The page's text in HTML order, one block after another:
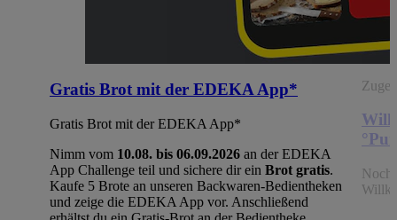
Gratis Brot mit der EDEKA App*
Gratis Brot mit der EDEKA App*
Nimm vom 10.08. bis 06.09.2026 an der EDEKA
App Challenge teil und sichere dir ein Brot gratis.
Kaufe 5 Brote an unseren Backwaren-Bedientheken
und zeige die EDEKA App vor. Anschließend
Noch